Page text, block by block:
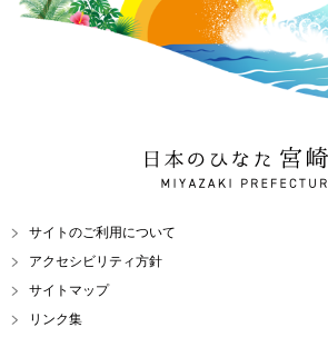
日本のひなた 宮崎県
MIYAZAKI PREFECTURE
サイトのご利用について
アクセシビリティ方針
サイトマップ
リンク集